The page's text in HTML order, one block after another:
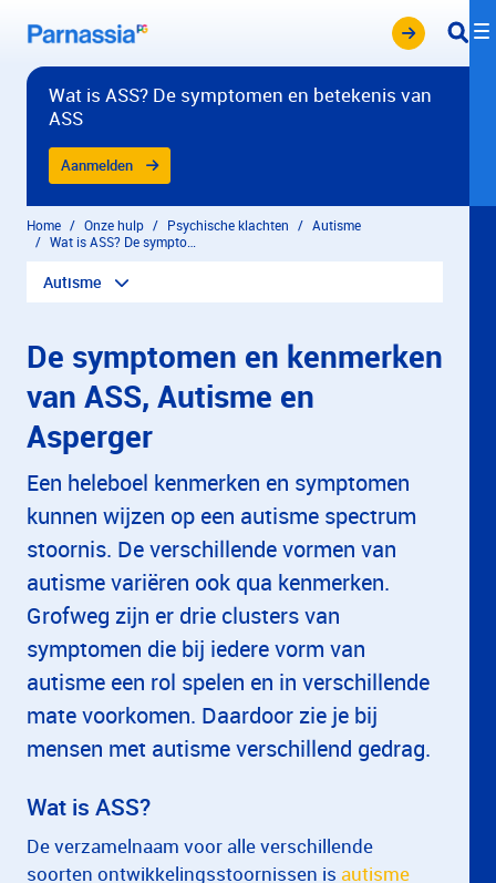
Overslaan en naar hoofdinhoud gaan
Wat is ASS? De symptomen en betekenis van
ASS
Aanmelden
Home Onze hulp Psychische klachten
Autisme
Autisme
De symptomen en kenmerken
van ASS, Autisme en
Asperger
Een heleboel kenmerken en symptomen
kunnen wijzen op een autisme spectrum
stoornis. De verschillende vormen van
autisme variëren ook qua kenmerken.
Grofweg zijn er drie clusters van
symptomen die bij iedere vorm van
autisme een rol spelen en in verschillende
mate voorkomen. Daardoor zie je bij
mensen met autisme verschillend gedrag.
Wat is ASS?
De verzamelnaam voor alle verschillende
soorten ontwikkelingsstoornissen is autisme